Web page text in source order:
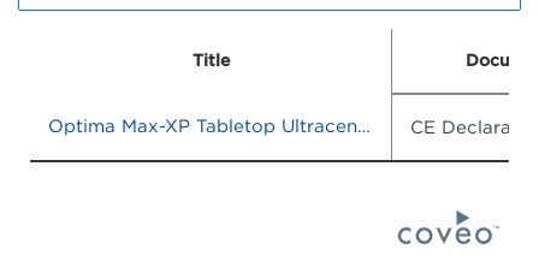
Title
Optima Max-XP Tabletop Ultracentrifuge Optima MAX-TL Tabletop Ultracentrifuge CE